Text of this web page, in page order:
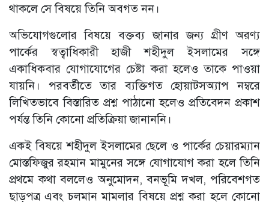
থাকলে সে বিষয়ে তিনি অবগত নন।
অভিযোগগুলোর বিষয়ে বক্তব্য জানার জন্য গ্রীণ অরণ্য
পার্কের স্বত্বাধিকারী হাজী শহীদুল ইসলামের সঙ্গে
একাধিকবার যোগাযোগের চেষ্টা করা হলেও তাকে পাওয়া
যায়নি। পরবর্তীতে তার ব্যক্তিগত হোয়াটসঅ্যাপ নম্বরে
লিখিতভাবে বিস্তারিত প্রশ্ন পাঠানো হলেও প্রতিবেদন প্রকাশ
পর্যন্ত তিনি কোনো প্রতিক্রিয়া জানাননি।
একই বিষয়ে শহীদুল ইসলামের ছেলে ও পার্কের চেয়ারম্যান
মোস্তফিজুর রহমান মামুনের সঙ্গে যোগাযোগ করা হলে তিনি
প্রথমে কথা বললেও অনুমোদন, বনভূমি দখল, পরিবেশগত
ছাড়পত্র এবং চলমান মামলার বিষয়ে প্রশ্ন করা হলে কোনো